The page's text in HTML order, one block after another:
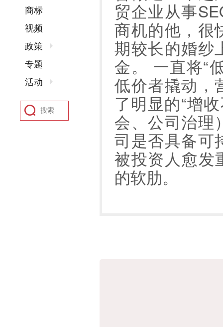
贸企业从事
商机的他，很
期较长的婚纱
金。 一直将“
低价者撬动，
了明显的“增
会、公司治理
司是否具备可
被投资人愈发
的软肋。
商标
视频
政策
专题
活动